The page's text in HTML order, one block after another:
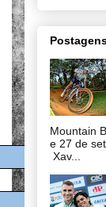
Mountain
e 27 de
Xav...